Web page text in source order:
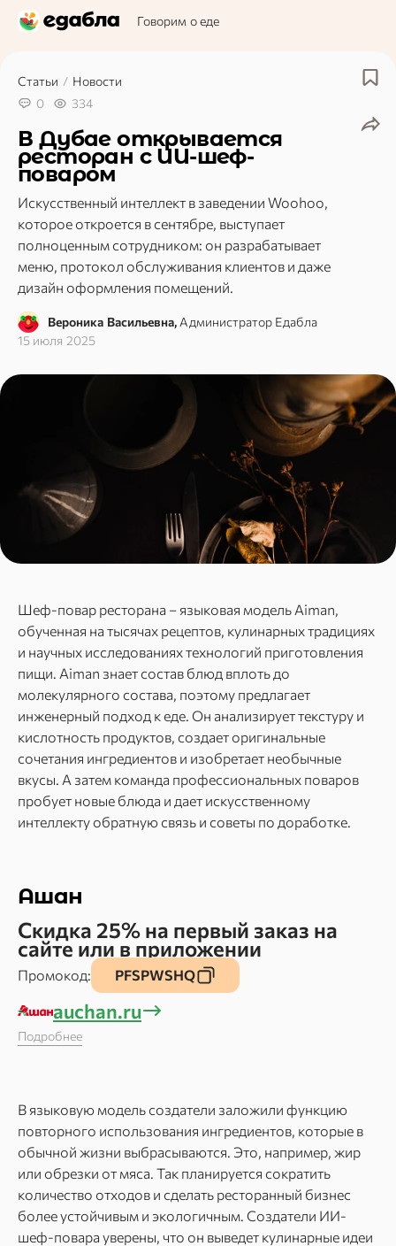
Говорим о еде
Статьи / Новости
0
334
В Дубае открывается
ресторан с ИИ-шеф-
поваром
Искусственный интеллект в заведении Woohoo,
которое откроется в сентябре, выступает
полноценным сотрудником: он разрабатывает
меню, протокол обслуживания клиентов и даже
дизайн оформления помещений.
Вероника Васильевна, Администратор Едабла
15 июля 2025
Шеф-повар ресторана – языковая модель Aiman,
обученная на тысячах рецептов, кулинарных традициях
и научных исследованиях технологий приготовления
пищи. Aiman знает состав блюд вплоть до
молекулярного состава, поэтому предлагает
инженерный подход к еде. Он анализирует текстуру и
кислотность продуктов, создает оригинальные
сочетания ингредиентов и изобретает необычные
вкусы. А затем команда профессиональных поваров
пробует новые блюда и дает искусственному
интеллекту обратную связь и советы по доработке.
Ашан
Скидка 25% на первый заказ на
сайте или в приложении
Промокод: PFSPWSHQ
auchan.ru
Подробнее
В языковую модель создатели заложили функцию
повторного использования ингредиентов, которые в
обычной жизни выбрасываются. Это, например, жир
или обрезки от мяса. Так планируется сократить
количество отходов и сделать ресторанный бизнес
более устойчивым и экологичным. Создатели ИИ-
шеф-повара уверены, что он выведет кулинарные идеи